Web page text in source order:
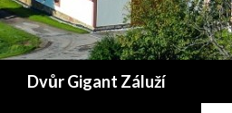
Dvůr Gigant Záluží